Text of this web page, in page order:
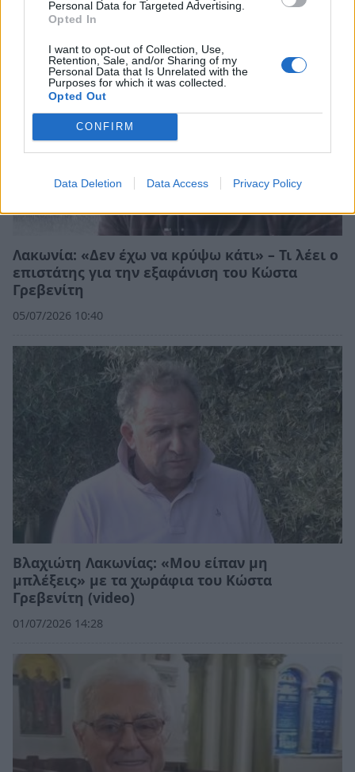
Personal Data for Targeted Advertising.
Opted In
I want to opt-out of Collection, Use,
Retention, Sale, and/or Sharing of my
Personal Data that Is Unrelated with the
Purposes for which it was collected.
Opted Out
CONFIRM
Data Deletion Data Access Privacy Policy
Λακωνία: «Δεν έχω να κρύψω κάτι» – Τι λέει ο
επιστάτης για την εξαφάνιση του Κώστα
Γρεβενίτη
05/07/2026 10:40
Βλαχιώτη Λακωνίας: «Μου είπαν μη
μπλέξεις» με τα χωράφια του Κώστα
Γρεβενίτη (video)
01/07/2026 14:28